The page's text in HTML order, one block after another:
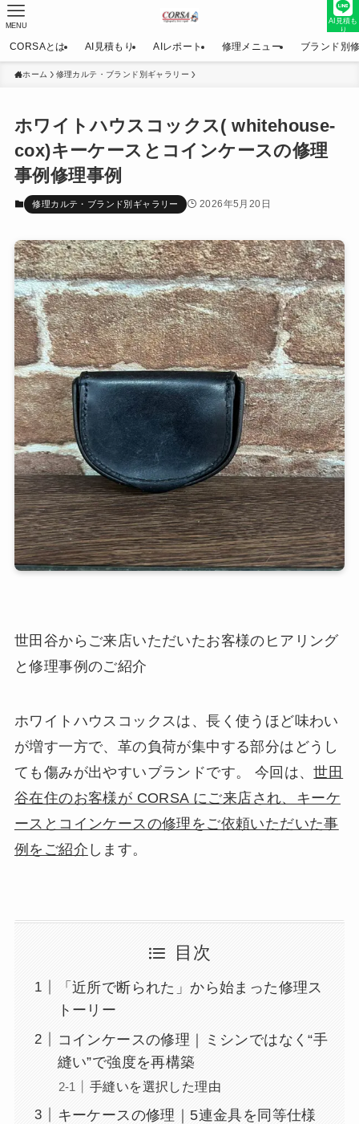
AI見積も
り
MENU
CORSAとは AI見積もり AIレポート 修理メニュー ブランド別
ホーム 修理カルテ・ブランド別ギャラリー
ホワイトハウスコックス( whitehouse-
cox)キーケースとコインケースの修理
事例修理事例
修理カルテ・ブランド別ギャラリー 2026年5月20日
世田谷からご来店いただいたお客様のヒアリング
と修理事例のご紹介
ホワイトハウスコックスは、長く使うほど味わい
が増す一方で、革の負荷が集中する部分はどうし
ても傷みが出やすいブランドです。 今回は、世田
谷在住のお客様が CORSA にご来店され、キーケ
ースとコインケースの修理をご依頼いただいた事
例をご紹介 します。
目次
「近所で断られた」から始まった修理ス
トーリー
コインケースの修理｜ミシンではなく“手
縫い”で強度を再構築
手縫いを選択した理由
キーケースの修理｜5連金具を同等仕様